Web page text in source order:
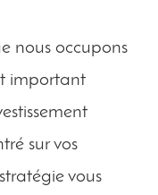
nous occupons
important
sur vos
vous